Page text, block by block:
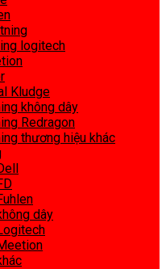
logitech
Kludge
không dây
Redragon
thương hiệu khác
dây